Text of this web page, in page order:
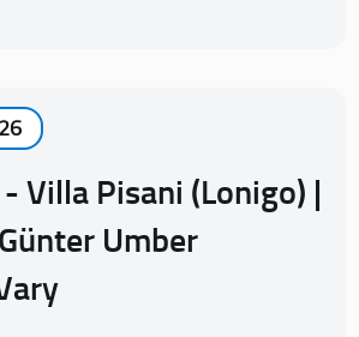
Villa Pisani (Lonigo) |
Umber